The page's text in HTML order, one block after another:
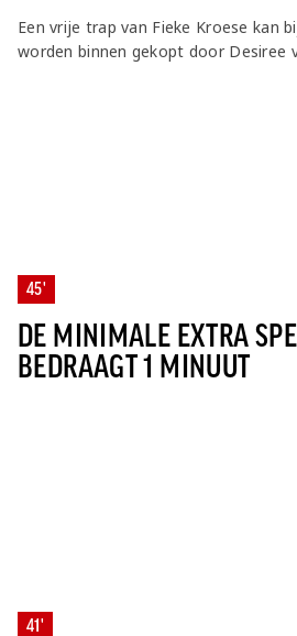
Een vrije trap van Fieke Kroese kan
worden binnen gekopt door Desiree
45'
DE MINIMALE EXTRA
BEDRAAGT 1 MINUUT
41'